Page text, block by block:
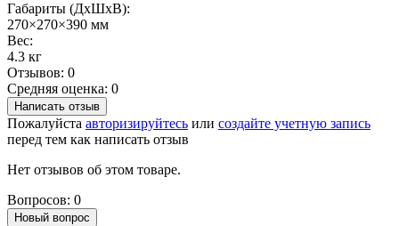
Габариты (ДхШхВ):
270×270×390 мм
Вес:
4.3 кг
Отзывов: 0
Средняя оценка: 0
Написать отзыв
Пожалуйста авторизируйтесь или создайте учетную запись
перед тем как написать отзыв
Нет отзывов об этом товаре.
Вопросов: 0
Новый вопрос